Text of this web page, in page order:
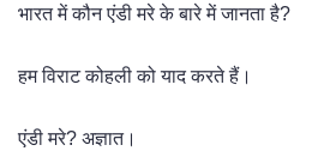
भारत में कौन एंडी मरे के बारे में जानता है?
हम विराट कोहली को याद करते हैं।
एंडी मरे? अज्ञात।